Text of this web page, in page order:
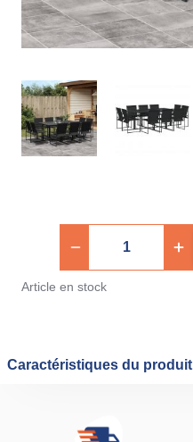
Article en stock
Caractéristiques du produit